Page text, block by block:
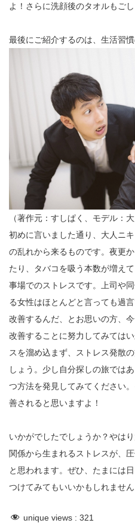
よ！さらに洗顔後のタオルもご
最後にご紹介するのは、生活習慣
（著作元：すしぱく、モデル：
初めに言いました通り、大人ニ
の乱れから来るものです。夜更
たり、タバコを吸う本数が増え
事場でのストレスです。上司や
る女性はほとんどと言っても過
改善するんだ、とお思いの方、
改善することに努力してみては
スを溜め込まず、ストレス発散
しょう。少し自分探しの旅では
つ方法を発見してみてください
善されると思いますよ！
いかがでしたでしょうか？やは
関係から生まれるストレスが、
と思われます。ぜひ、たまには
つけてみてもいいかもしれません
unique views : 321